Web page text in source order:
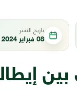
تاريخ النشر
08 فبراير 2024